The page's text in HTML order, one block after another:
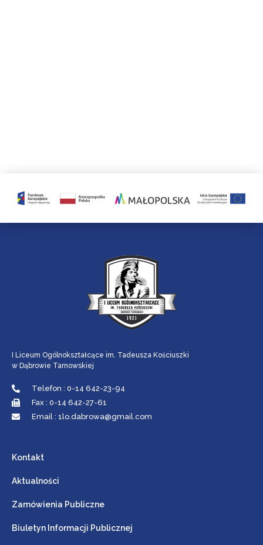
I Liceum Ogólnokształcące im. Tadeusza Kościuszki
w Dąbrowie Tarnowskiej
Telefon : 0-14 642-23-94
Fax : 0-14 642-27-61
Email : 1lo.dabrowa@gmail.com
Kontakt
Aktualności
Zamówienia Publiczne
Biuletyn Informacji Publicznej